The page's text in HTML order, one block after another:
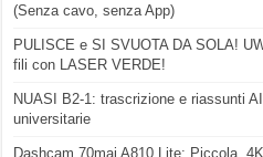
(Senza cavo, senza App)
PULISCE e SI SVUOTA DA SOLA!
fili con LASER VERDE!
NUASI B2-1: trascrizione e riassunti
universitarie
Dashcam 70mai A810 Lite: Piccola,